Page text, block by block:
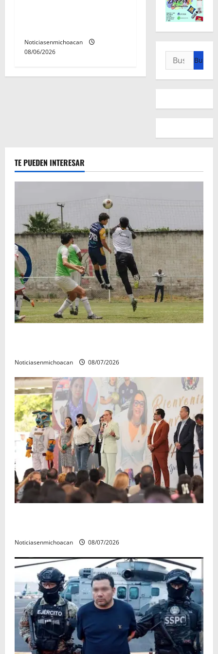
Noticiasenmichoacan
08/06/2026
Buscar:
TE PUEDEN INTERESAR
Noticiasenmichoacan 08/07/2026
Noticiasenmichoacan 08/07/2026